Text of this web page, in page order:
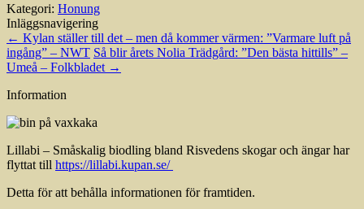
Kategori: Honung
Inläggsnavigering
← Kylan ställer till det – men då kommer värmen: ”Varmare luft på
ingång” – NWT Så blir årets Nolia Trädgård: ”Den bästa hittills” –
Umeå – Folkbladet →
Information
Lillabi – Småskalig biodling bland Risvedens skogar och ängar har
flyttat till https://lillabi.kupan.se/
Detta för att behålla informationen för framtiden.